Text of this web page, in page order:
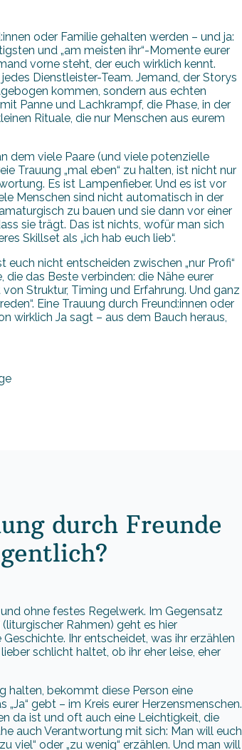
oder Familie gehalten werden – und ja:
und „am meisten ihr“-Momente eurer
vorne steht, der euch wirklich kennt.
Dienstleister-Team. Jemand, der Storys
kommen, sondern aus echten
Panne und Lachkrampf, die Phase, in der
Rituale, die nur Menschen aus eurem
dem viele Paare (und viele potenzielle
Trauung „mal eben“ zu halten, ist nicht nur
Es ist Lampenfieber. Und es ist vor
Menschen sind nicht automatisch in der
zu bauen und sie dann vor einer
sie trägt. Das ist nichts, wofür man sich
Skillset als „ich hab euch lieb“.
nicht entscheiden zwischen „nur Profi“
die das Beste verbinden: die Nähe eurer
Struktur, Timing und Erfahrung. Und ganz
Eine Trauung durch Freund:innen oder
wirklich Ja sagt – aus dem Bauch heraus,
durch Freunde
ohne festes Regelwerk. Im Gegensatz
Rahmen) geht es hier
Ihr entscheidet, was ihr erzählen
schlicht haltet, ob ihr eher leise, eher
halten, bekommt diese Person eine
gebt – im Kreis eurer Herzensmenschen.
da ist und oft auch eine Leichtigkeit, die
auch Verantwortung mit sich: Man will euch
viel“ oder „zu wenig“ erzählen. Und man will